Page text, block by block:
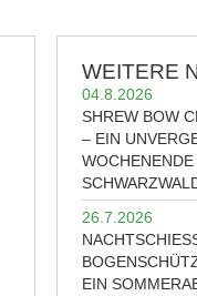
WEITERE
04.8.2026
SHREW BOW
– EIN
WOCHENENDE
26.7.2026
IN